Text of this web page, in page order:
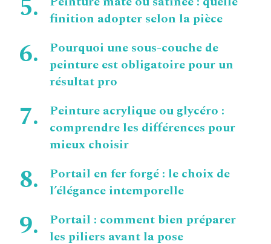
finition adopter selon la pièce
Pourquoi une sous-couche de
peinture est obligatoire pour un
résultat pro
Peinture acrylique ou glycéro :
comprendre les différences pour
mieux choisir
Portail en fer forgé : le choix de
l’élégance intemporelle
Portail : comment bien préparer
les piliers avant la pose